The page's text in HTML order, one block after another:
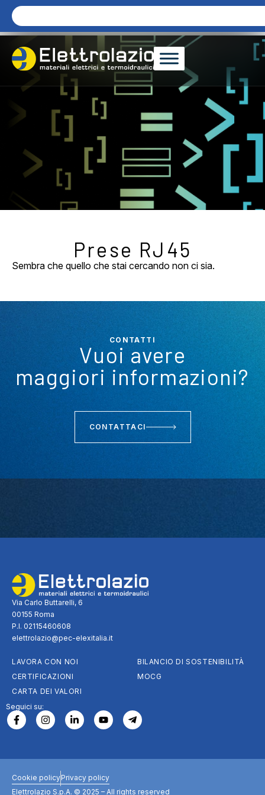
Prese RJ45
Sembra che quello che stai cercando non ci sia.
CONTATTI
Vuoi avere
maggiori informazioni?
CONTATTACI
Via Carlo Buttarelli, 6
00155 Roma
P.I. 02115460608
elettrolazio@pec-elexitalia.it
LAVORA CON NOI
CERTIFICAZIONI
CARTA DEI VALORI
BILANCIO DI SOSTENIBILITÀ
MOCG
Seguici su:
Cookie policyPrivacy policy
Elettrolazio S.p.A. © 2025 – All rights reserved